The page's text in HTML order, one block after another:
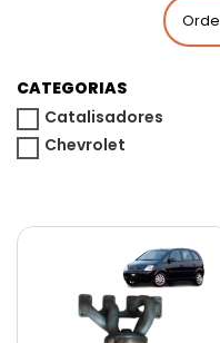
CATEGORIAS
Catalisadores
Chevrolet